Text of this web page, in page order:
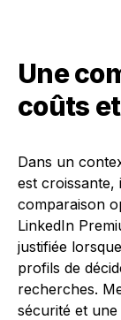
Une
coûts
Dans un
est croissante,
comparaison
LinkedIn
justifiée
profils de
recherches.
sécurité et